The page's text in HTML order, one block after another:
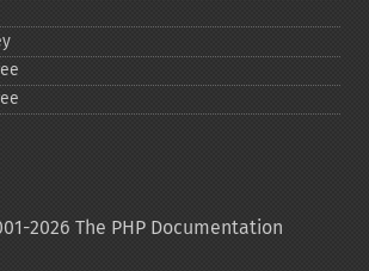
2026 The PHP Documentation